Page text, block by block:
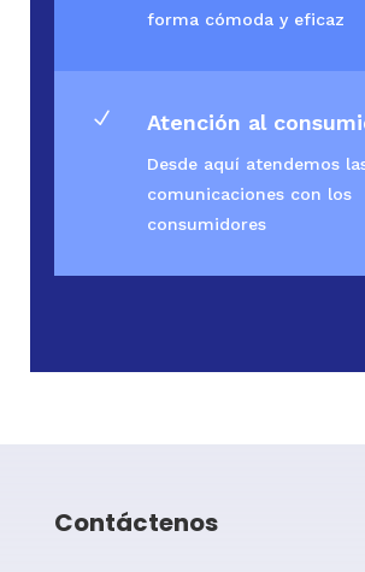
forma cómoda y eficaz
N Atención al
Desde aquí atendemos
comunicaciones con los
consumidores
Contáctenos